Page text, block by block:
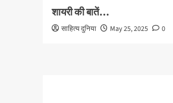
शायरी की बातें…
साहित्य दुनिया May 25, 2025 0